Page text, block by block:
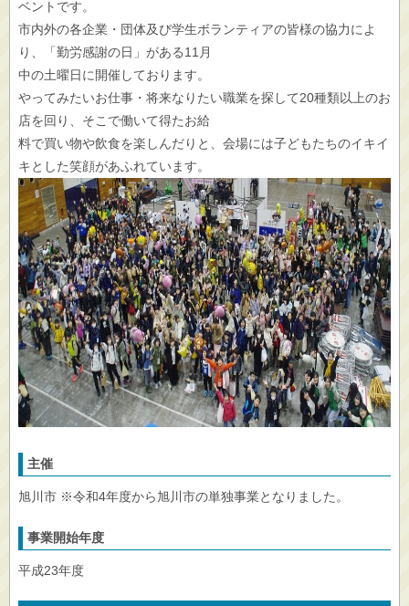
ベントです。
市内外の各企業・団体及び学生ボランティアの皆様の協力によ
り、「勤労感謝の日」がある11月
中の土曜日に開催しております。
やってみたいお仕事・将来なりたい職業を探して20種類以上のお
店を回り、そこで働いて得たお給
料で買い物や飲食を楽しんだりと、会場には子どもたちのイキイ
キとした笑顔があふれています。
主催
旭川市 ※令和4年度から旭川市の単独事業となりました。
事業開始年度
平成23年度